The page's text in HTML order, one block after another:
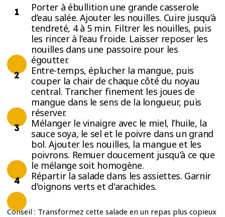
Porter à ébullition une grande casserole
d’eau salée. Ajouter les nouilles. Cuire jusqu’à
tendreté, 4 à 5 min. Filtrer les nouilles, puis
les rincer à l’eau froide. Laisser reposer les
nouilles dans une passoire pour les
égoutter.
Entre-temps, éplucher la mangue, puis
couper la chair de chaque côté du noyau
central. Trancher finement les joues de
mangue dans le sens de la longueur, puis
réserver.
Mélanger le vinaigre avec le miel, l’huile, la
sauce soya, le sel et le poivre dans un grand
bol. Ajouter les nouilles, la mangue et les
poivrons. Remuer doucement jusqu’à ce que
le mélange soit homogène.
Répartir la salade dans les assiettes. Garnir
d'oignons verts et d'arachides.
Conseil : Transformez cette salade en un repas plus copieux